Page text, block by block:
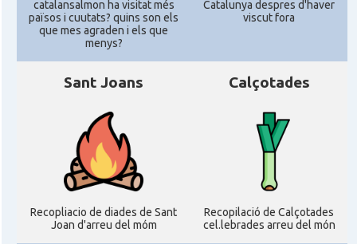
catalansalmon ha visitat més
països i cuutats? quins son els
que mes agraden i els que
menys?
Catalunya despres d'haver
viscut fora
Sant Joans
Recopliacio de diades de Sant
Joan d'arreu del móm
Calçotades
Recopilació de Calçotades
cel.lebrades arreu del món